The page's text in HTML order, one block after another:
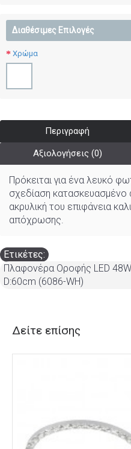
Διαθέσιμες Επιλογές
Χρώμα
Περιγραφή
Αξιολογήσεις (0)
Πρόκειται για ένα λευκό
σχεδίαση κατασκευασμένο
ακρυλική του επιφάνεια
απόχρωσης.
Ετικέτες:
Πλαφονέρα Οροφής LED
D:60cm (6086-WH)
Δείτε επίσης